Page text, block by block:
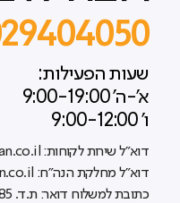
שעות הפעילות:
א'-ה' 9:00-19:00
ו' 9:00-12:00
דוא"ל שירות לקוחות: service@askan.co.il
דוא"ל מחלקת הנה"ח: office@askan.co.il
כתובת למשלוח דואר: ת.ד. 50085 ביתר עילית